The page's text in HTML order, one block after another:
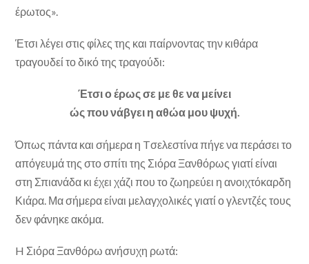
έρωτος».
Έτσι λέγει στις φίλες της και παίρνοντας την κιθάρα
τραγουδεί το δικό της τραγούδι:
Έτσι ο έρως σε με θε να μείνει
ώς που νάβγει η αθώα μου ψυχή.
Όπως πάντα και σήμερα η Tσελεστίνα πήγε να περάσει το
απόγευμά της στο σπίτι της Σιόρα Ξανθόρως γιατί είναι
στη Σπιανάδα κι έχει χάζι που το ζωηρεύει η ανοιχτόκαρ­δη
Κιάρα. Μα σήμερα είναι μελαγχολικές γιατί ο γλεντζές τους
δεν φάνηκε ακόμα.
H Σιόρα Ξανθόρω ανήσυχη ρωτά: